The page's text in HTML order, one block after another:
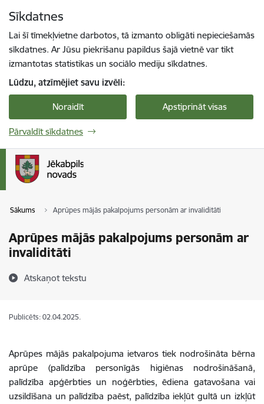
Sīkdatnes
Lai šī tīmekļvietne darbotos, tā izmanto obligāti nepieciešamās
sīkdatnes. Ar Jūsu piekrišanu papildus šajā vietnē var tikt
izmantotas statistikas un sociālo mediju sīkdatnes.
Lūdzu, atzīmējiet savu izvēli:
Noraidīt Apstiprināt visas
Pārvaldīt sīkdatnes
Sākums Aprūpes mājās pakalpojums personām ar invaliditāti
Aprūpes mājās pakalpojums personām ar
invaliditāti
Atskaņot tekstu
Publicēts: 02.04.2025.
Aprūpes mājās pakalpojuma ietvaros tiek nodrošināta bērna
aprūpe (palīdzība personīgās higiēnas nodrošināšanā,
palīdzība apģērbties un noģērbties, ēdiena gatavošana vai
uzsildīšana un palīdzība paēst, palīdzība iekļūt gultā un izkļūt